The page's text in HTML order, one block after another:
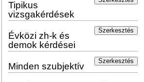
Tipikus
vizsgakérdések
Szerkesztés
Évközi zh-k és
demok kérdései
Szerkesztés
Minden szubjektív